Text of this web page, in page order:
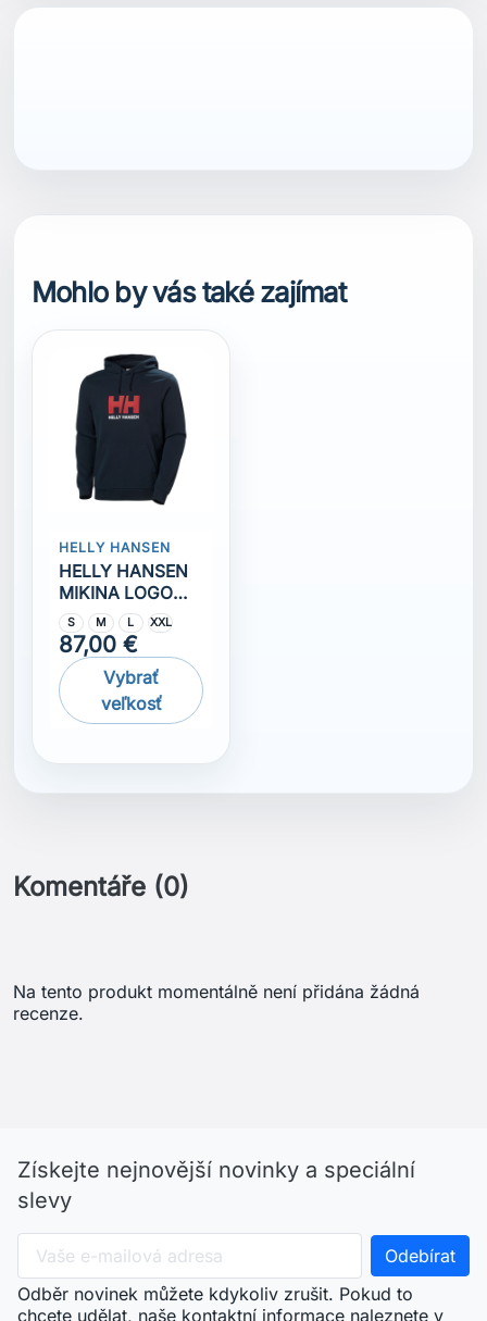
Mohlo by vás také zajímat
HELLY HANSEN
HELLY HANSEN
MIKINA LOGO
2.0
S M L XXL
87,00 €
Vybrať
veľkosť
Komentáře (0)
Na tento produkt momentálně není přidána žádná
recenze.
Získejte nejnovější novinky a speciální
slevy
Odběr novinek můžete kdykoliv zrušit. Pokud to
chcete udělat, naše kontaktní informace naleznete v